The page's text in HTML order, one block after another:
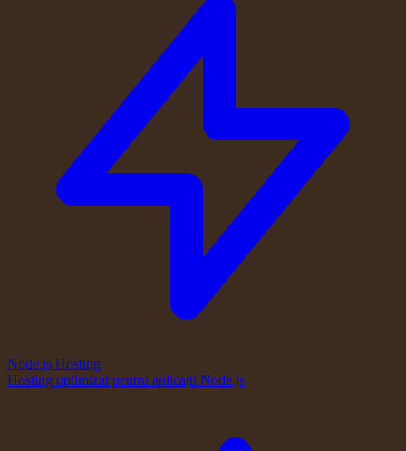
Node.js Hosting
Hosting optimizat pentru aplicații Node.js